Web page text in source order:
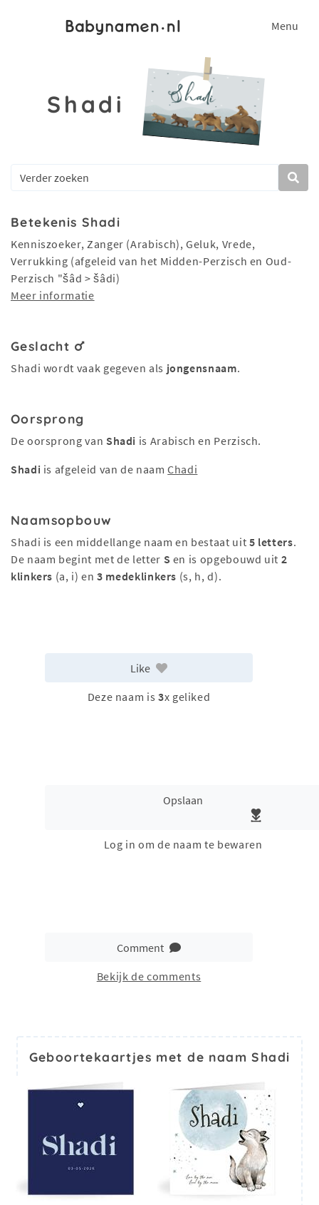
Menu
Shadi
Betekenis Shadi
Kenniszoeker, Zanger (Arabisch), Geluk, Vrede,
Verrukking (afgeleid van het Midden-Perzisch en Oud-
Perzisch "šâd > šâdi)
Meer informatie
Geslacht
Shadi wordt vaak gegeven als jongensnaam.
Oorsprong
De oorsprong van Shadi is Arabisch en Perzisch.
Shadi is afgeleid van de naamChadi
Naamsopbouw
Shadi is een middellange naam en bestaat uit 5 letters.
De naam begint met de letter S en is opgebouwd uit 2
klinkers (a, i) en3 medeklinkers (s, h, d).
Like
Deze naam is 3x geliked
Opslaan
Log in om de naam te bewaren
Comment
Bekijk de comments
Geboortekaartjes met de naam Shadi